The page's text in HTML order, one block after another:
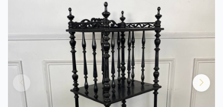
ЭКСКУРСИИ
РЕСТАВРАЦИЯ
КУРСЫ ПО РЕСТАВРАЦИИ
КОНТАКТЫ